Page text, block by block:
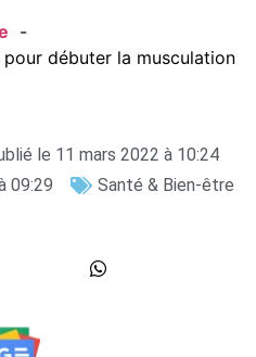
débuter la musculation
le 11 mars 2022 à 10:24
09:29
Santé & Bien-être